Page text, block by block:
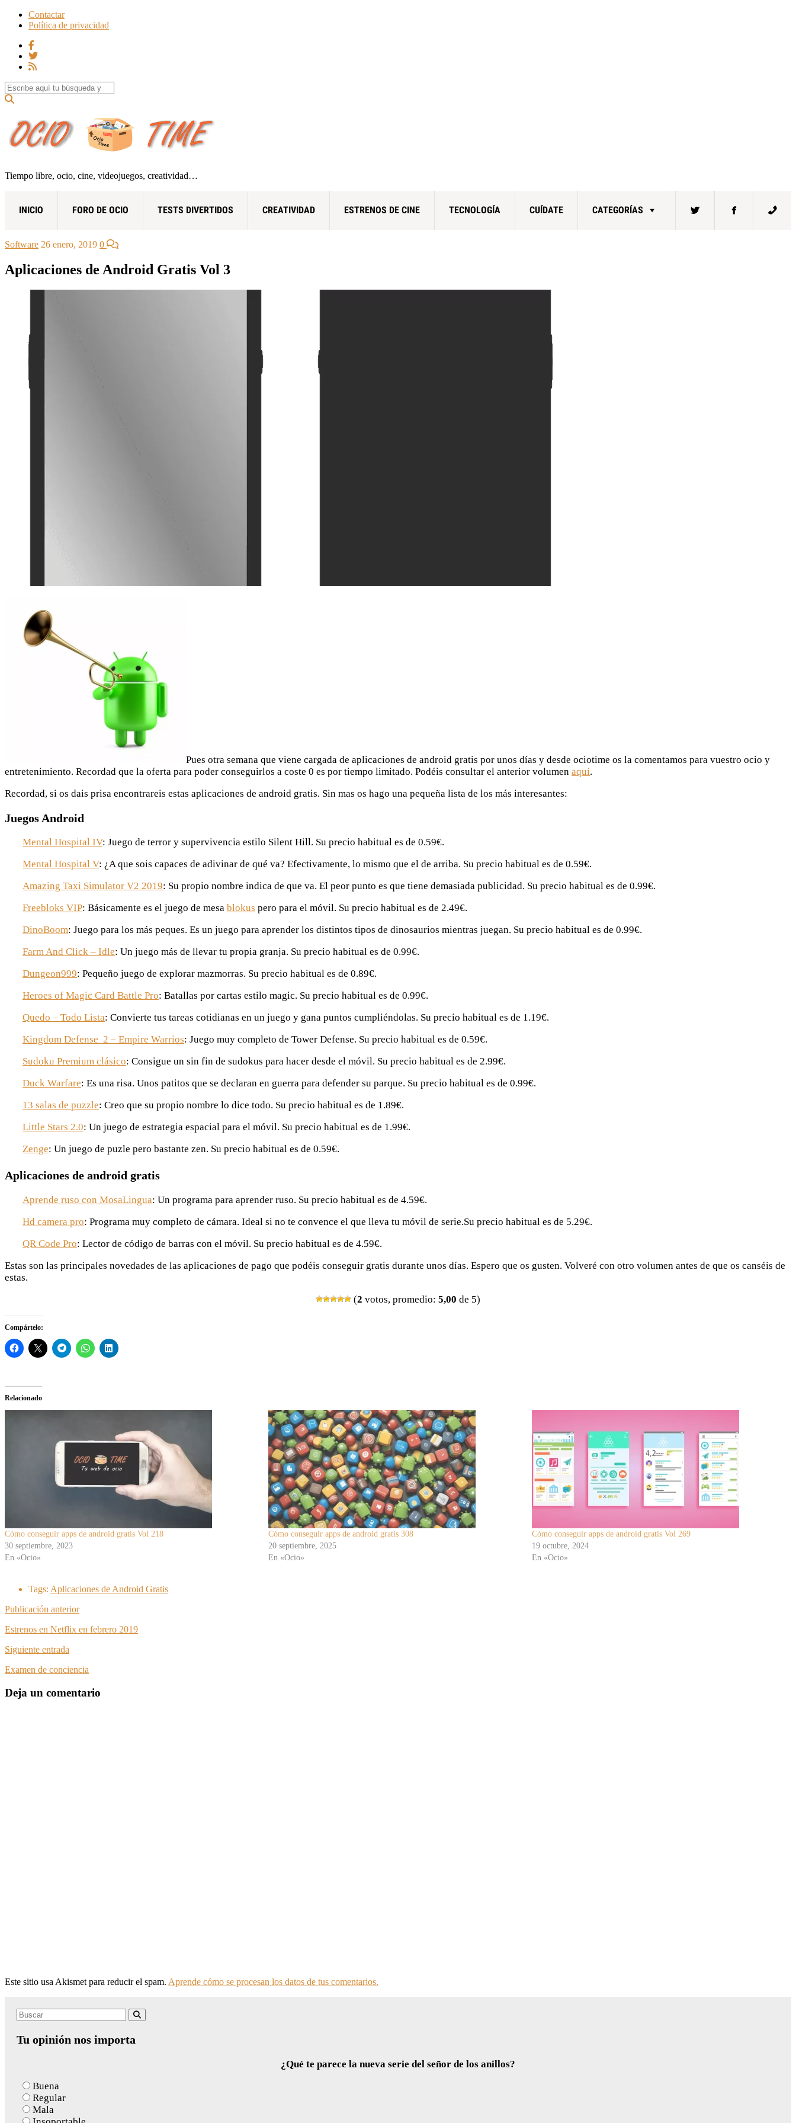
Contactar
Política de privacidad
Search for:
Tiempo libre, ocio, cine, videojuegos, creatividad…
INICIO FORO DE OCIO TESTS DIVERTIDOS CREATIVIDAD ESTRENOS DE CINE TECNOLOGÍA CUÍDATE CATEGORÍAS
Software 26 enero, 2019 0
Aplicaciones de Android Gratis Vol 3
Pues otra semana que viene cargada de aplicaciones de android gratis por unos días y desde ociotime os la comentamos para vuestro ocio y
entretenimiento. Recordad que la oferta para poder conseguirlos a coste 0 es por tiempo limitado. Podéis consultar el anterior volumen aquí.
Recordad, si os dais prisa encontrareis estas aplicaciones de android gratis. Sin mas os hago una pequeña lista de los más interesantes:
Juegos Android
Mental Hospital IV: Juego de terror y supervivencia estilo Silent Hill. Su precio habitual es de 0.59€.
Mental Hospital V: ¿A que sois capaces de adivinar de qué va? Efectivamente, lo mismo que el de arriba. Su precio habitual es de 0.59€.
Amazing Taxi Simulator V2 2019: Su propio nombre indica de que va. El peor punto es que tiene demasiada publicidad. Su precio habitual es de 0.99€.
Freebloks VIP: Básicamente es el juego de mesa blokus pero para el móvil. Su precio habitual es de 2.49€.
DinoBoom: Juego para los más peques. Es un juego para aprender los distintos tipos de dinosaurios mientras juegan. Su precio habitual es de 0.99€.
Farm And Click – Idle: Un juego más de llevar tu propia granja. Su precio habitual es de 0.99€.
Dungeon999: Pequeño juego de explorar mazmorras. Su precio habitual es de 0.89€.
Heroes of Magic Card Battle Pro: Batallas por cartas estilo magic. Su precio habitual es de 0.99€.
Quedo – Todo Lista: Convierte tus tareas cotidianas en un juego y gana puntos cumpliéndolas. Su precio habitual es de 1.19€.
Kingdom Defense 2 – Empire Warrios: Juego muy completo de Tower Defense. Su precio habitual es de 0.59€.
Sudoku Premium clásico: Consigue un sin fin de sudokus para hacer desde el móvil. Su precio habitual es de 2.99€.
Duck Warfare: Es una risa. Unos patitos que se declaran en guerra para defender su parque. Su precio habitual es de 0.99€.
13 salas de puzzle: Creo que su propio nombre lo dice todo. Su precio habitual es de 1.89€.
Little Stars 2.0: Un juego de estrategia espacial para el móvil. Su precio habitual es de 1.99€.
Zenge: Un juego de puzle pero bastante zen. Su precio habitual es de 0.59€.
Aplicaciones de android gratis
Aprende ruso con MosaLingua: Un programa para aprender ruso. Su precio habitual es de 4.59€.
Hd camera pro: Programa muy completo de cámara. Ideal si no te convence el que lleva tu móvil de serie.Su precio habitual es de 5.29€.
QR Code Pro: Lector de código de barras con el móvil. Su precio habitual es de 4.59€.
Estas son las principales novedades de las aplicaciones de pago que podéis conseguir gratis durante unos días. Espero que os gusten. Volveré con otro volumen antes de que os canséis de
estas.
(2 votos, promedio: 5,00 de 5)
Compártelo:
Relacionado
Cómo conseguir apps de android gratis Vol 218
30 septiembre, 2023
En «Ocio»
Cómo conseguir apps de android gratis 308
20 septiembre, 2025
En «Ocio»
Cómo conseguir apps de android gratis Vol 269
19 octubre, 2024
En «Ocio»
Tags: Aplicaciones de Android Gratis
Publicación anterior
Estrenos en Netflix en febrero 2019
Siguiente entrada
Examen de conciencia
Deja un comentario
Este sitio usa Akismet para reducir el spam. Aprende cómo se procesan los datos de tus comentarios.
Search
Tu opinión nos importa
¿Qué te parece la nueva serie del señor de los anillos?
Buena
Regular
Mala